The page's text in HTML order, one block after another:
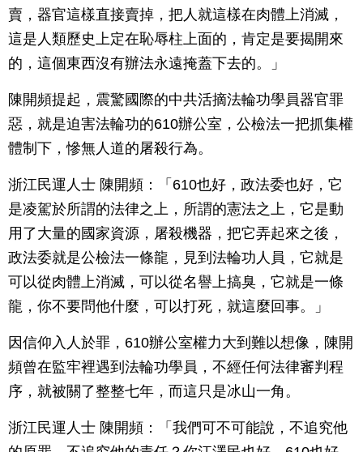
賣，器官這樣直接賣掉，把人就這樣在肉體上消滅，
這是人類歷史上定在恥辱柱上面的，肯定是要揭開來
的，這個東西沒有辦法永遠掩蓋下去的。」
陳開頻提起，震驚國際的中共活摘法輪功學員器官罪
惡，就是迫害法輪功的610辦公室，公檢法一把抓集權
體制下，慘無人道的屠殺行為。
浙江民運人士 陳開頻：「610也好，政法委也好，它
是凌駕於所謂的法律之上，所謂的憲法之上，它是動
用了大量的國家資源，屠殺機器，把它弄起來之後，
政法委就是公檢法一條龍，見到法輪功人員，它就是
可以從肉體上消滅，可以從名譽上搞臭，它就是一條
龍，你不要問他什麼，可以打死，就這麼回事。」
因信仰入人於罪，610辦公室權力大到難以想像，陳開
頻曾在監牢裡遇到法輪功學員，不經任何法律審判程
序，就被關了整整七年，而這只是冰山一角。
浙江民運人士 陳開頻：「我們可不可能說，不追究他